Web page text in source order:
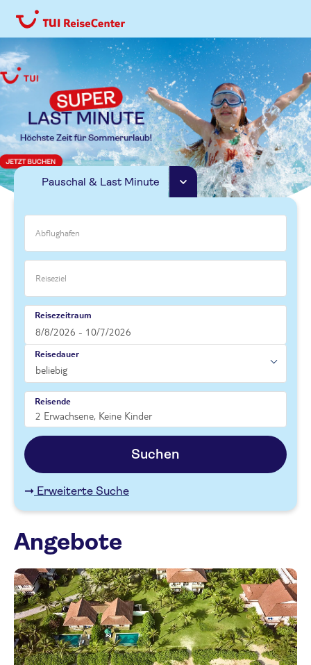
Pauschal & Last Minute
Reisezeitraum
Reisedauer
Reisende
Suchen
Erweiterte Suche
Angebote